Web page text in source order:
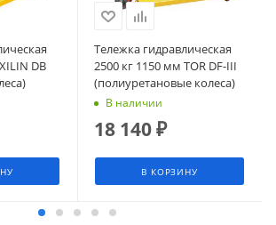
DB
Тележка гидравлическая
2500 кг 1150 мм TOR DF-III
(полиуретановые колеса)
В наличии
18 140₽
В КОРЗИНУ